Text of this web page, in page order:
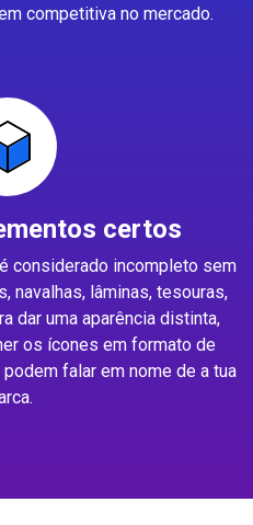
competitiva no mercado.
certos
considerado incompleto sem
navalhas, lâminas, tesouras,
dar uma aparência distinta,
os ícones em formato de
falar em nome de a tua